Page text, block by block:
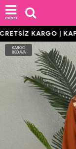
menü
KARGO |
KARGO
BEDAVA